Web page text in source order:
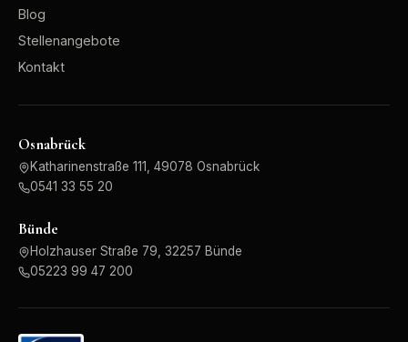
Blog
Stellenangebote
Kontakt
Osnabrück
Katharinenstraße 111, 49078 Osnabrück
0541 33 55 20
Bünde
Holzhauser Straße 79, 32257 Bünde
05223 99 47 200